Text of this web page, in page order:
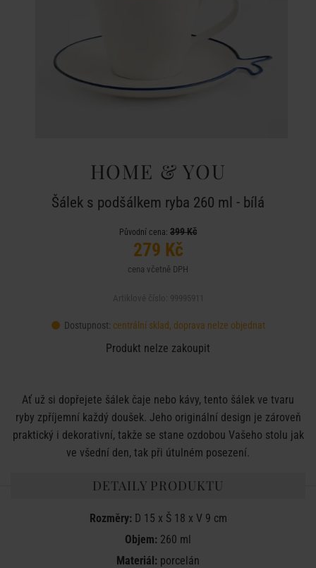
HOME & YOU
Šálek s podšálkem ryba 260 ml - bílá
Původní cena: 399 Kč
279 Kč
cena včetně DPH
Dostupnost: centrální sklad, doprava nelze objednat
Produkt nelze zakoupit
Ať už si dopřejete šálek čaje nebo kávy, tento šálek ve tvaru
ryby zpříjemní každý doušek. Jeho originální design je zároveň
praktický i dekorativní, takže se stane ozdobou Vašeho stolu jak
ve všední den, tak při útulném posezení.
DETAILY PRODUKTU
Rozměry:D 15 x Š 18 x V 9 cm
Objem: 260 ml
Materiál: porcelán